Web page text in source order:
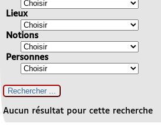
Lieux
Notions
Personnes
Aucun résultat pour cette recherche